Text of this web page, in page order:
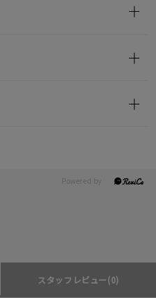
スタッフレビュー(0)